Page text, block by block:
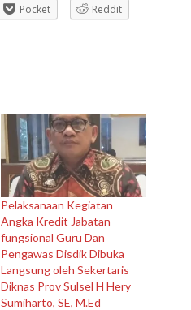
Pocket
Reddit
Pelaksanaan Kegiatan
Angka Kredit Jabatan
fungsional Guru Dan
Pengawas Disdik Dibuka
Langsung oleh Sekertaris
Diknas Prov Sulsel H Hery
Sumiharto, SE, M.Ed